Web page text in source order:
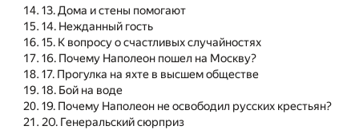
13. Дома и стены помогают
14. Нежданный гость
15. К вопросу о счастливых случайностях
16. Почему Наполеон пошел на Москву?
17. Прогулка на яхте в высшем обществе
18. Бой на воде
19. Почему Наполеон не освободил русских крестьян?
20. Генеральский сюрприз